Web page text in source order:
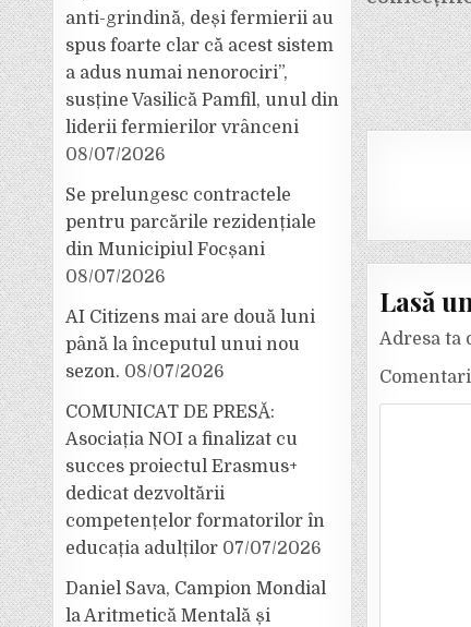
Lasă
Adresa ta
anti-grindină, deși fermierii au
spus foarte clar că acest sistem
a adus numai nenorociri”,
susține Vasilică Pamfil, unul din
liderii fermierilor vrânceni
08/07/2026
Se prelungesc contractele
pentru parcările rezidențiale
din Municipiul Focșani
08/07/2026
AI Citizens mai are două luni
până la începutul unui nou
sezon. 08/07/2026
COMUNICAT DE PRESĂ:
Asociația NOI a finalizat cu
succes proiectul Erasmus+
dedicat dezvoltării
competențelor formatorilor în
educația adulților 07/07/2026
Daniel Sava, Campion Mondial
la Aritmetică Mentală și